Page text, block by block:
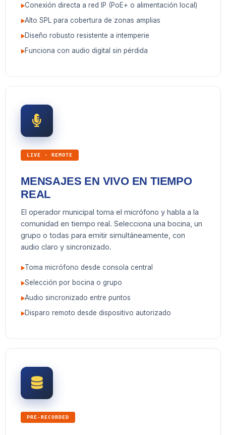
Conexión directa a red IP (PoE+ o alimentación local)
Alto SPL para cobertura de zonas amplias
Diseño robusto resistente a intemperie
Funciona con audio digital sin pérdida
LIVE · REMOTE
MENSAJES EN VIVO EN TIEMPO
REAL
El operador municipal toma el micrófono y habla a la
comunidad en tiempo real. Selecciona una bocina, un
grupo o todas para emitir simultáneamente, con
audio claro y sincronizado.
Toma micrófono desde consola central
Selección por bocina o grupo
Audio sincronizado entre puntos
Disparo remoto desde dispositivo autorizado
PRE-RECORDED